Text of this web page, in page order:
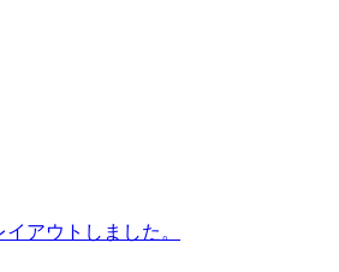
アウトしました。